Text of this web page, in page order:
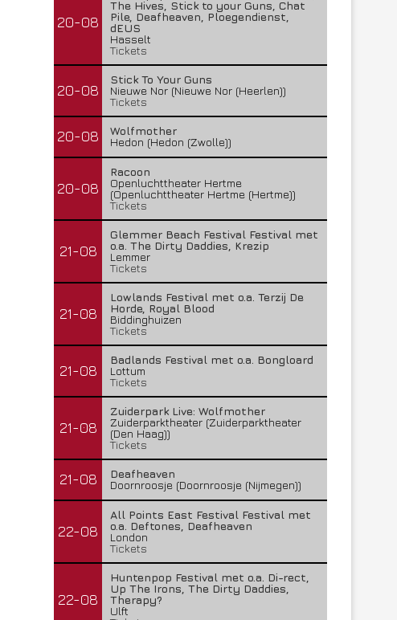
20-08
The Hives, Stick to your Guns, Chat
Pile, Deafheaven, Ploegendienst,
dEUS
Hasselt
Tickets
20-08
Stick To Your Guns
Nieuwe Nor (Nieuwe Nor (Heerlen))
Tickets
20-08
Wolfmother
Hedon (Hedon (Zwolle))
20-08
Racoon
Openluchttheater Hertme
(Openluchttheater Hertme (Hertme))
Tickets
21-08
Glemmer Beach Festival Festival met
o.a. The Dirty Daddies, Krezip
Lemmer
Tickets
21-08
Lowlands Festival met o.a. Terzij De
Horde, Royal Blood
Biddinghuizen
Tickets
21-08
Badlands Festival met o.a. Bongloard
Lottum
Tickets
21-08
Zuiderpark Live: Wolfmother
Zuiderparktheater (Zuiderparktheater
(Den Haag))
Tickets
21-08
Deafheaven
Doornroosje (Doornroosje (Nijmegen))
22-08
All Points East Festival Festival met
o.a. Deftones, Deafheaven
London
Tickets
22-08
Huntenpop Festival met o.a. Di-rect,
Up The Irons, The Dirty Daddies,
Therapy?
Ulft